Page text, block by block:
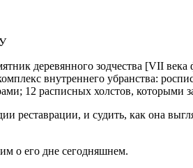
деревянного зодчества [VII
внутреннего убранства:
12 расписных холстов, которыми
реставрации, и судить, как она
о его дне сегодняшнем.